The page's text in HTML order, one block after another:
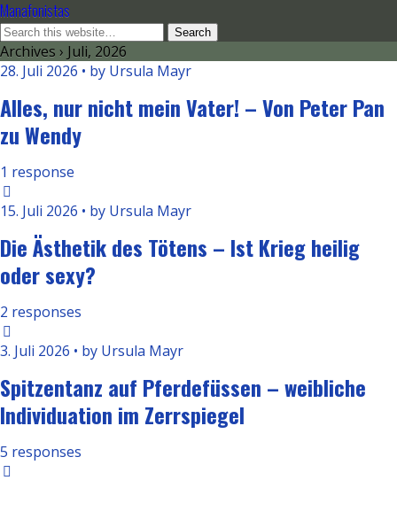
Manafonistas
Archives › Juli, 2026
28. Juli 2026 • by Ursula Mayr
Alles, nur nicht mein Vater! – Von Peter Pan
zu Wendy
1 response
15. Juli 2026 • by Ursula Mayr
Die Ästhetik des Tötens – Ist Krieg heilig
oder sexy?
2 responses
3. Juli 2026 • by Ursula Mayr
Spitzentanz auf Pferdefüssen – weibliche
Individuation im Zerrspiegel
5 responses